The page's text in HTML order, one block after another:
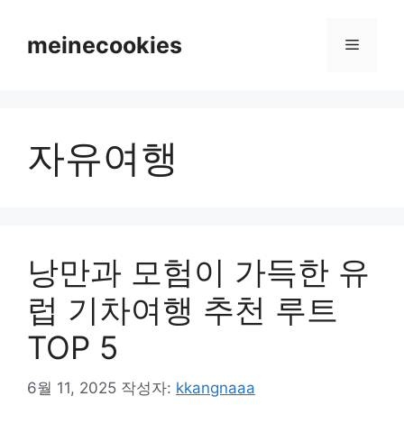
meinecookies 메
자유여행
낭만과 모험이 가득한 유
럽 기차여행 추천 루트
TOP 5
6월 11, 2025 작성자: kkangnaaa